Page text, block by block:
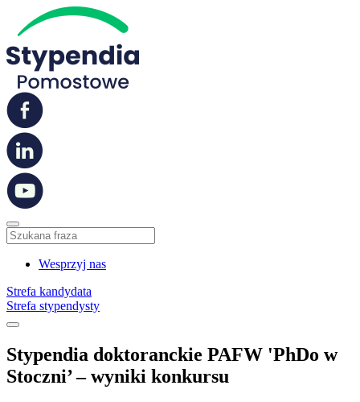
Wesprzyj nas
Strefa kandydata
Strefa stypendysty
Stypendia doktoranckie PAFW 'PhDo w
Stoczni’ – wyniki konkursu